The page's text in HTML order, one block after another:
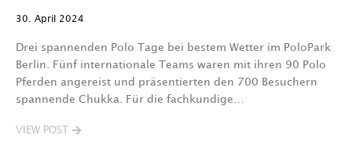
30. April 2024
Drei spannenden Polo Tage bei bestem Wetter im PoloPark
Berlin. Fünf internationale Teams waren mit ihren 90 Polo
Pferden angereist und präsentierten den 700 Besuchern
spannende Chukka. Für die fachkundige…
VIEW POST